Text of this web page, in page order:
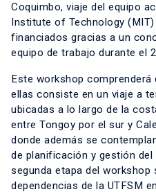
Coquimbo, viaje del equipo
Institute of Technology
financiados gracias a un
equipo de trabajo durante el
Este workshop comprenderá
ellas consiste en un viaje a
ubicadas a lo largo de la
entre Tongoy por el sur y
donde además se
de planificación y gestión
segunda etapa del workshop
dependencias de la UTFSM